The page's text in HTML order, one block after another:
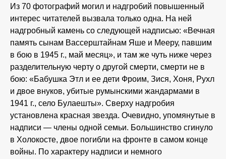
Из 70 фотографий могил и надгробий повышенный
интерес читателей вызвала только одна. На ней
надгробный камень со следующей надписью: «Вечная
память сынам Вассерштайнам Яше и Мееру, павшим
в бою в 1945 г., май месяц», и там же чуть ниже через
разделительную черту о другой смерти, смерти не в
бою: «Бабушка Этл и ее дети Фроим, Зися, Хоня, Рухл
и двое внуков, убитые румынскими жандармами в
1941 г., село Булаешты». Сверху надгробия
установлена красная звезда. Очевидно, упомянутые в
надписи — члены одной семьи. Большинство сгинуло
в Холокосте, двое погибли на фронте в самом конце
войны. По характеру надписи и немного